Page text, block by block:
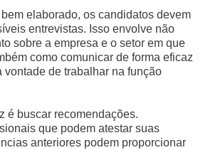
elaborado, os candidatos devem
entrevistas. Isso envolve não
sobre a empresa e o setor em que
como comunicar de forma eficaz
vontade de trabalhar na função
é buscar recomendações.
que podem atestar suas
anteriores podem proporcionar